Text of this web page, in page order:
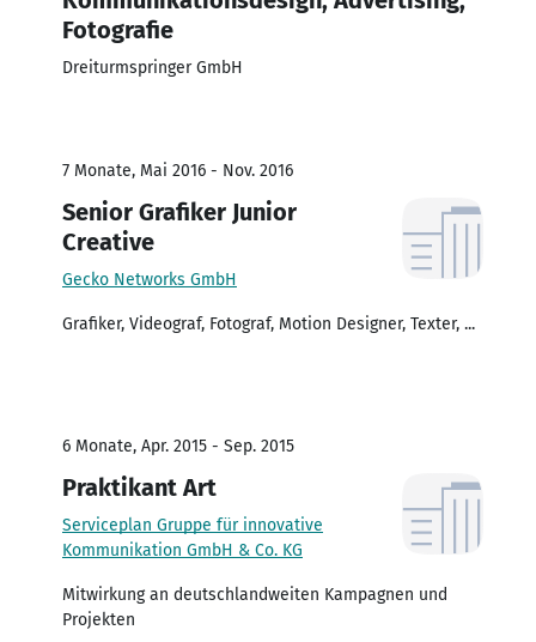
Fotografie
Dreiturmspringer GmbH
7 Monate, Mai 2016 - Nov. 2016
Senior Grafiker Junior
Creative
Gecko Networks GmbH
Grafiker, Videograf, Fotograf, Motion Designer, Texter, ...
6 Monate, Apr. 2015 - Sep. 2015
Praktikant Art
Serviceplan Gruppe für innovative
Kommunikation GmbH & Co. KG
Mitwirkung an deutschlandweiten Kampagnen und
Projekten